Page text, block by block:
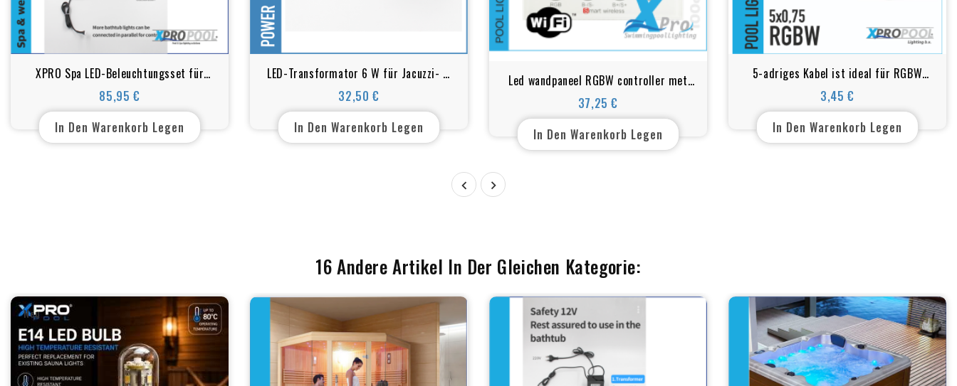
XPRO Spa LED-Beleuchtungsset für
Whirlpool | Whirlwanne | Spa | RGB
85,95 €
Preis
In Den Warenkorb Legen
LED-Transformator 6 W für Jacuzzi- &
Sauna-Beleuchtung
32,50 €
Preis
In Den Warenkorb Legen
Led wandpaneel RGBW controller met
meest geavanceerde PWM
37,25 €
Preis
In Den Warenkorb Legen
5-adriges Kabel ist ideal für RGBW
geeignet
3,45 €
Preis
In Den Warenkorb Legen
 
16 Andere Artikel In Der Gleichen Kategorie:
Neu